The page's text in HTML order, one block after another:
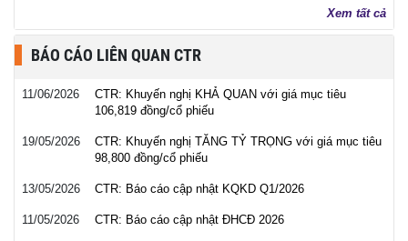
Xem tất cả
BÁO CÁO LIÊN QUAN CTR
11/06/2026
CTR: Khuyến nghị KHẢ QUAN với giá mục tiêu
106,819 đồng/cổ phiếu
19/05/2026
CTR: Khuyến nghị TĂNG TỶ TRỌNG với giá mục tiêu
98,800 đồng/cổ phiếu
13/05/2026 CTR: Báo cáo cập nhật KQKD Q1/2026
11/05/2026 CTR: Báo cáo cập nhật ĐHCĐ 2026